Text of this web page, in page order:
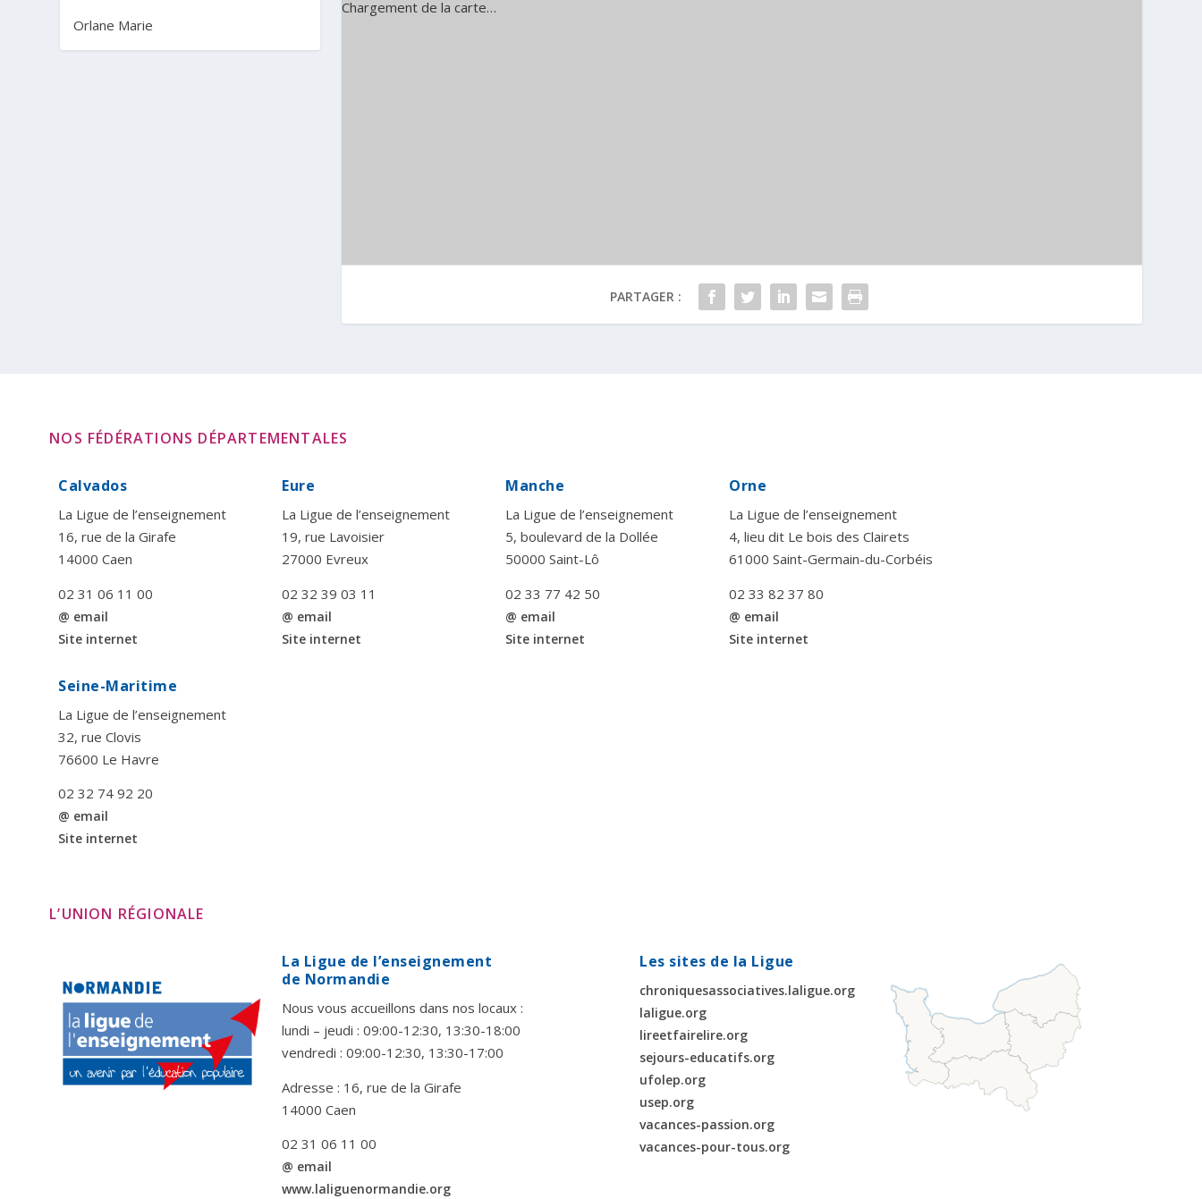
Chargement de la carte…
PARTAGER :
Orlane Marie
NOS FÉDÉRATIONS DÉPARTEMENTALES
Calvados
La Ligue de l’enseignement
16, rue de la Girafe
14000 Caen
02 31 06 11 00
@ email
Site internet
Eure
La Ligue de l’enseignement
19, rue Lavoisier
27000 Evreux
02 32 39 03 11
@ email
Site internet
Manche
La Ligue de l’enseignement
5, boulevard de la Dollée
50000 Saint-Lô
02 33 77 42 50
@ email
Site internet
Orne
La Ligue de l’enseignement
4, lieu dit Le bois des Clairets
61000 Saint-Germain-du-Corbéis
02 33 82 37 80
@ email
Site internet
Seine-Maritime
La Ligue de l’enseignement
32, rue Clovis
76600 Le Havre
02 32 74 92 20
@ email
Site internet
L’UNION RÉGIONALE
La Ligue de l’enseignement
de Normandie
Nous vous accueillons dans nos locaux :
lundi – jeudi : 09:00-12:30, 13:30-18:00
vendredi : 09:00-12:30, 13:30-17:00
Adresse : 16, rue de la Girafe
14000 Caen
02 31 06 11 00
@ email
www.laliguenormandie.org
Les sites de la Ligue
chroniquesassociatives.laligue.org
laligue.org
lireetfairelire.org
sejours-educatifs.org
ufolep.org
usep.org
vacances-passion.org
vacances-pour-tous.org